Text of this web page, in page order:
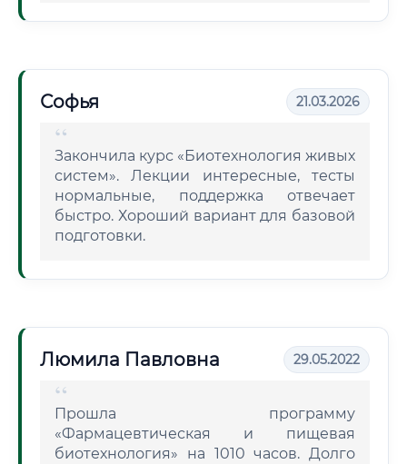
Софья 21.03.2026
Закончила курс «Биотехнология живых
систем». Лекции интересные, тесты
нормальные, поддержка отвечает
быстро. Хороший вариант для базовой
подготовки.
Люмила Павловна 29.05.2022
Прошла программу
«Фармацевтическая и пищевая
биотехнология» на 1010 часов. Долго